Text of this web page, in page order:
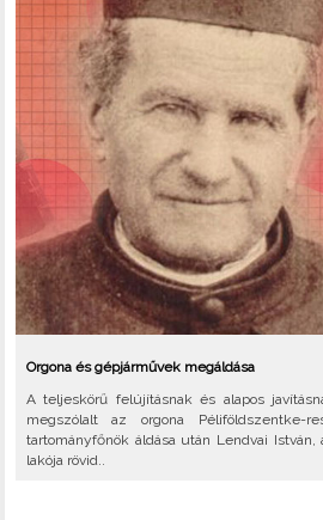
Orgona és gépjárművek megáldása
A teljeskörű felújításnak és alapos
megszólalt az orgona Péliföldszentke-
tartományfőnök áldása után Lendvai
lakója rövid..